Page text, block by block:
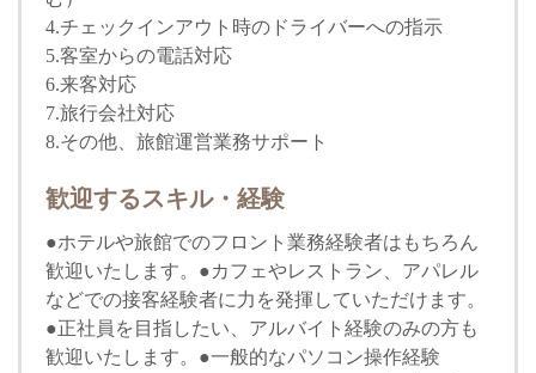
4.チェックインアウト時のドライバーへの指示
5.客室からの電話対応
6.来客対応
7.旅行会社対応
8.その他、旅館運営業務サポート
歓迎するスキル・経験
●ホテルや旅館でのフロント業務経験者はもちろん
歓迎いたします。●カフェやレストラン、アパレル
などでの接客経験者に力を発揮していただけます。
●正社員を目指したい、アルバイト経験のみの方も
歓迎いたします。●一般的なパソコン操作経験